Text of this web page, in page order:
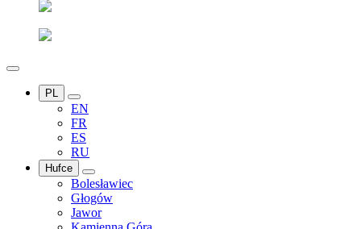
PL
EN
FR
ES
RU
Hufce
Bolesławiec
Głogów
Jawor